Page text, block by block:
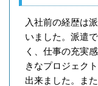
入社前の経歴は
いました。派遣
く、仕事の充実
きなプロジェク
出来ました。ま